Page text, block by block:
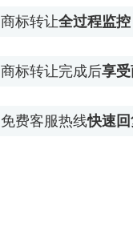
商标转让全过程监控
商标转让完成后享
免费客服热线快速回